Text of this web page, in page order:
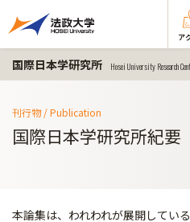
ア
国際日本学研究所 Hosei University Research
刊行物 / Publication
国際日本学研究所紀要
本論集は、われわれが展開してい